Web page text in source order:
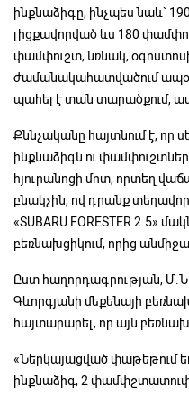
ինքնաձիգը, ինչպես նաև`
լիցքավորված ևս 180
փամփուշտ, նռնակ,
ժամանակահատվածում
պահել է տան տարածքում,
Քննչականը հայտնում է, որ
ինքնաձիգն ու
հյուրանոցի մոտ, որտեղ
բնակչին, ով դրանք
«SUBARU FORESTER 2.5»
բեռնախցիկում, որից
Ըստ հաղորդագրության,
Գևորգյանի մեքենայի
հայտարարել, որ այն
«Ներկայացված փաթեթում
ինքնաձիգ, 2 փամփշտատուփ՝